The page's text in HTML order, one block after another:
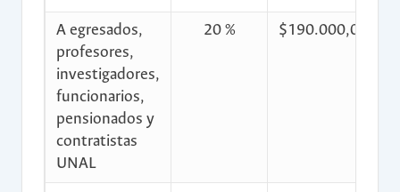
A egresados,
profesores,
investigadores,
funcionarios,
pensionados y
contratistas
UNAL
20 % $190.000,00